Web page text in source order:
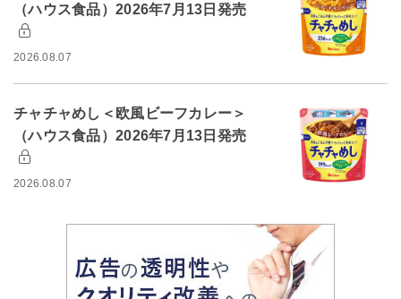
（ハウス食品）2026年7月13日発売
2026.08.07
チャチャめし＜欧風ビーフカレー＞
（ハウス食品）2026年7月13日発売
2026.08.07